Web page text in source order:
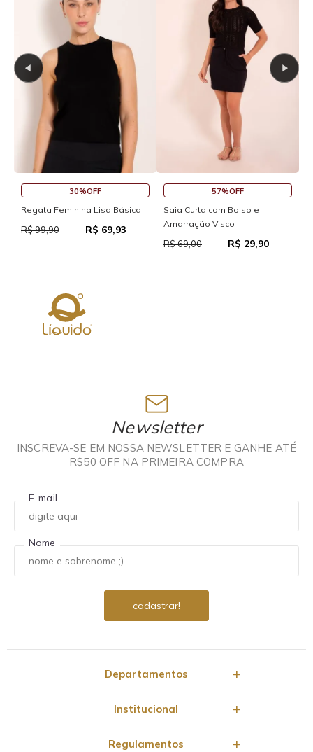
30%OFF
Regata Feminina Lisa Básica
R$ 99,90 R$ 69,93
57%OFF
Saia Curta com Bolso e
Amarração Visco
R$ 69,00 R$ 29,90
Newsletter
INSCREVA-SE EM NOSSA NEWSLETTER E GANHE ATÉ
R$50 OFF NA PRIMEIRA COMPRA
E-mail
Nome
Departamentos
Institucional
Regulamentos